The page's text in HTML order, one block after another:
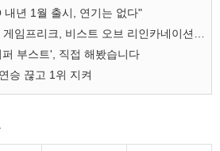
내년 1월 출시, 연기는 없다"
부스트', 직접 해봤습니다
승 끊고 1위 지켜